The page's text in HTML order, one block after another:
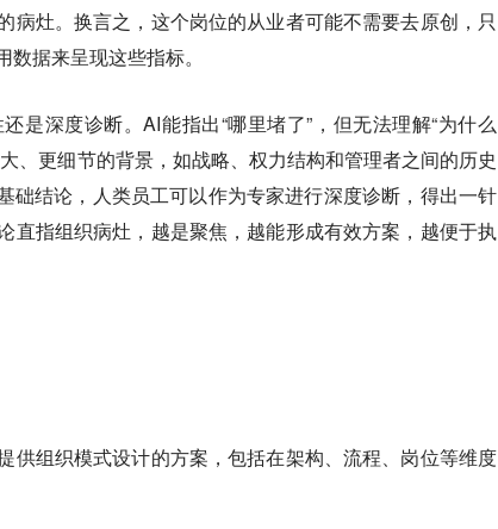
病灶。换言之，这个岗位的从业者可能不需要去原创，只
据来呈现这些指标。
是深度诊断。AI能指出“哪里堵了”，但无法理解“为什么
、更细节的背景，如战略、权力结构和管理者之间的历史
础结论，人类员工可以作为专家进行深度诊断，得出一针
直指组织病灶，越是聚焦，越能形成有效方案，越便于执
供组织模式设计的方案，包括在架构、流程、岗位等维度